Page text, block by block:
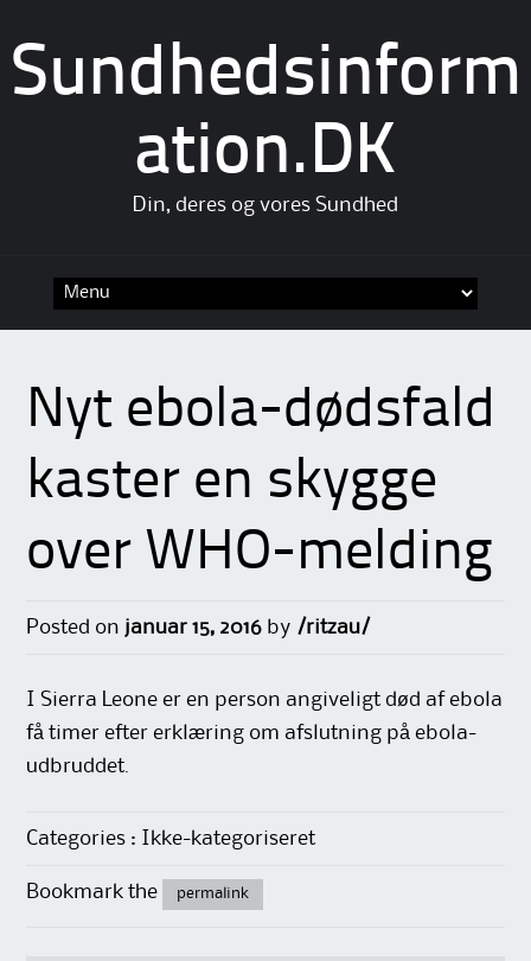
Sundhedsinform
ation.DK
Din, deres og vores Sundhed
Nyt ebola-dødsfald
kaster en skygge
over WHO-melding
Posted on januar 15, 2016 by /ritzau/
I Sierra Leone er en person angiveligt død af ebola
få timer efter erklæring om afslutning på ebola-
udbruddet.
Categories : Ikke-kategoriseret
Bookmark the permalink